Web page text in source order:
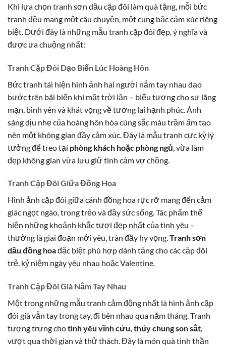
Khi lựa chọn tranh sơn dầu cặp đôi làm quà tặng, mỗi bức
tranh đều mang một câu chuyện, một cung bậc cảm xúc riêng
biệt. Dưới đây là những mẫu tranh cặp đôi đẹp, ý nghĩa và
được ưa chuộng nhất:
Tranh Cặp Đôi Dạo Biển Lúc Hoàng Hôn
Bức tranh tái hiện hình ảnh hai người nắm tay nhau dạo
bước trên bãi biển khi mặt trời lặn – biểu tượng cho sự lãng
mạn, bình yên và khát vọng về tương lai hạnh phúc. Ánh
sáng dịu nhẹ của hoàng hôn hòa cùng sắc màu trầm ấm tạo
nên một không gian đầy cảm xúc. Đây là mẫu tranh cực kỳ lý
tưởng để treo tại phòng khách hoặc phòng ngủ , vừa làm
đẹp không gian vừa lưu giữ tình cảm vợ chồng.
Tranh Cặp Đôi Giữa Đồng Hoa
Hình ảnh cặp đôi giữa cánh đồng hoa rực rỡ mang đến cảm
giác ngọt ngào, trong trẻo và đầy sức sống. Tác phẩm thể
hiện những khoảnh khắc tươi đẹp nhất của tình yêu –
thường là giai đoạn mới yêu, tràn đầy hy vọng.Tranh sơn
dầu đồng hoađặc biệt phù hợp dành tặng cho các cặp đôi
trẻ, kỷ niệm ngày yêu nhau hoặc Valentine.
Tranh Cặp Đôi Già Nắm Tay Nhau
Một trong những mẫu tranh cảm động nhất là hình ảnh cặp
đôi già vẫn tay trong tay, đi bên nhau qua năm tháng. Tranh
tượng trưng chotình yêu vĩnh cửu, thủy chung son sắt,
vượt qua thời gian và thử thách. Đây là món quà tinh thần